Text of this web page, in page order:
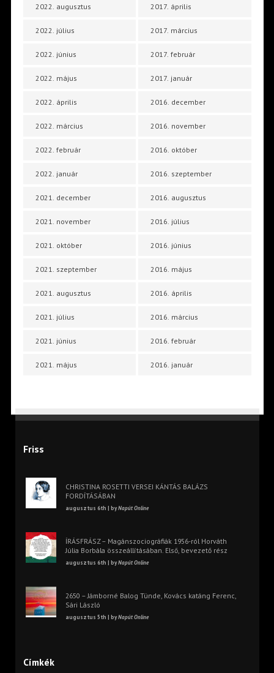
2022. augusztus
2022. július
2022. június
2022. május
2022. április
2022. március
2022. február
2022. január
2021. december
2021. november
2021. október
2021. szeptember
2021. augusztus
2021. július
2021. június
2021. május
2017. április
2017. március
2017. február
2017. január
2016. december
2016. november
2016. október
2016. szeptember
2016. augusztus
2016. július
2016. június
2016. május
2016. április
2016. március
2016. február
2016. január
Friss
CHRISTINA ROSETTI VERSEI KÁNTÁS BALÁZS
FORDÍTÁSÁBAN
augusztus 6th | byNapút Online
ÍRÁSFRÁSZ – Magánszociográfiák 1956-ról Horváth
Júlia Borbála összeállításában. Első, bevezető rész
augusztus 6th | byNapút Online
2650 – Jámborné Balog Tünde, Kovács katáng Ferenc,
Sári László
augusztus 5th | byNapút Online
Címkék